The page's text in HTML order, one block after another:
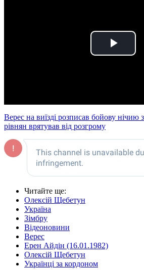
Play
Верес на виїзді розписав бойову
рівнян врятував від розгрому
Читайте ще:
Олексій Щебетун
Україна
Зімбру
Відеоновини
Верес
Ерен Айдін (16.01.1982)
Олексій Щебетун
Українці за кордоном